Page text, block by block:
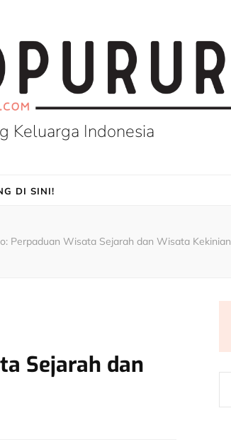
Keluarga Indonesia
DI SINI!
Perpaduan Wisata Sejarah dan Wisata Kekinian
Sejarah dan